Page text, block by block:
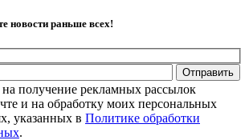
новости раньше всех!
Отправить
на получение рекламных рассылок
и на обработку моих персональных
указанных в Политике обработки
.